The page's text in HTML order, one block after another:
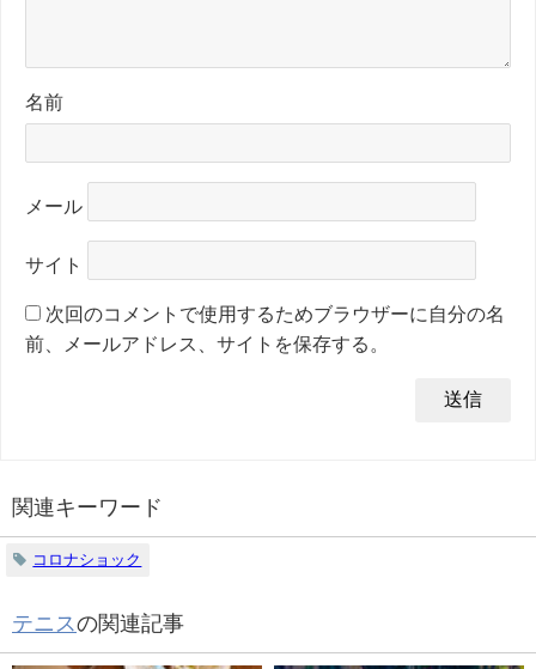
名前
メール
サイト
次回のコメントで使用するためブラウザーに自分の名
前、メールアドレス、サイトを保存する。
関連キーワード
コロナショック
テニスの関連記事